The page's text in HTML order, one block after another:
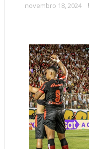
novembro 18, 2024